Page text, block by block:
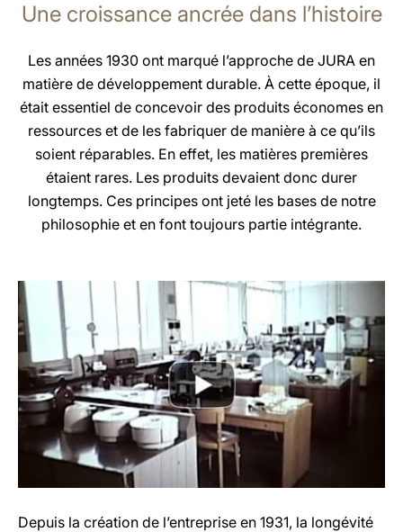
Une croissance ancrée dans l’histoire
Les années 1930 ont marqué l’approche de JURA en
matière de développement durable. À cette époque, il
était essentiel de concevoir des produits économes en
ressources et de les fabriquer de manière à ce qu’ils
soient réparables. En effet, les matières premières
étaient rares. Les produits devaient donc durer
longtemps. Ces principes ont jeté les bases de notre
philosophie et en font toujours partie intégrante.
Depuis la création de l’entreprise en 1931, la longévité